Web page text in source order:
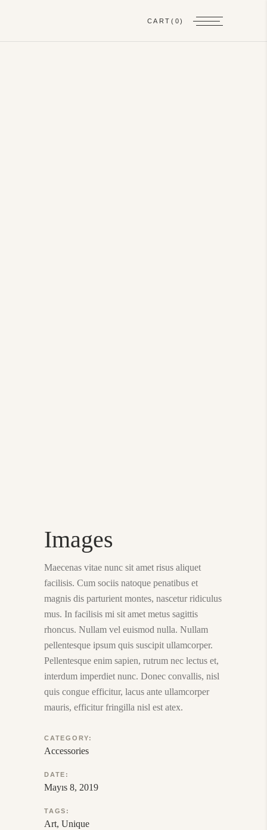
CART(0)
Images
Maecenas vitae nunc sit amet risus aliquet
facilisis. Cum sociis natoque penatibus et
magnis dis parturient montes, nascetur ridiculus
mus. In facilisis mi sit amet metus sagittis
rhoncus. Nullam vel euismod nulla. Nullam
pellentesque ipsum quis suscipit ullamcorper.
Pellentesque enim sapien, rutrum nec lectus et,
interdum imperdiet nunc. Donec convallis, nisl
quis congue efficitur, lacus ante ullamcorper
mauris, efficitur fringilla nisl est atex.
CATEGORY:
Accessories
DATE:
Mayıs 8, 2019
TAGS:
Art Unique